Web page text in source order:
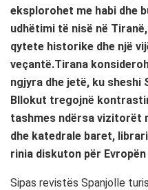
eksplorohet me habi dhe
udhëtimi të nisë në
qytete historike dhe një
veçantë.Tirana
ngjyra dhe jetë, ku sheshi
Bllokut tregojnë
tashmes ndërsa vizitorët
dhe katedrale baret,
rinia diskuton për
Sipas revistës Spanjolle